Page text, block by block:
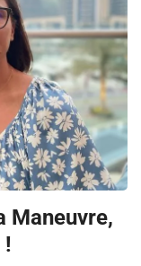
Maneuvre,
!